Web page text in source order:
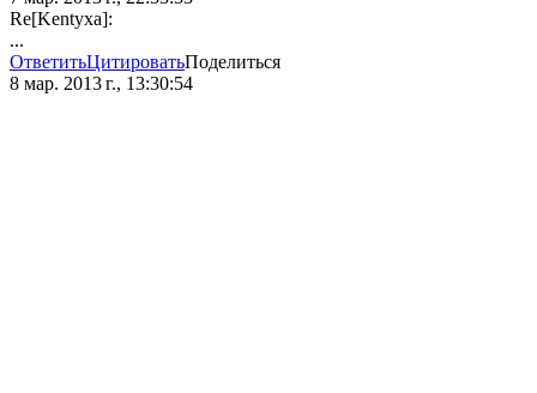
Re[Kentyxa]:
...
ОтветитьЦитироватьПоделиться
8 мар. 2013 г., 13:30:54